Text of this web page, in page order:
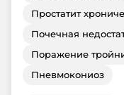
Простатит
Почечная
Поражение
Пневмокониоз